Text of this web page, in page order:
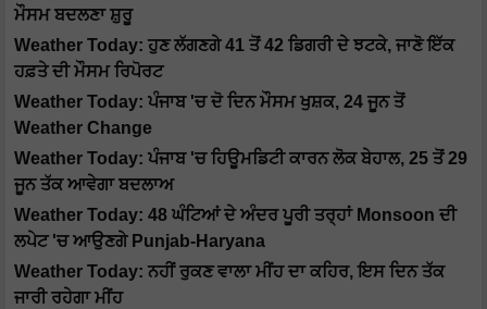
ਮੌਸਮ ਬਦਲਣਾ ਸ਼ੁਰੂ
Weather Today: ਹੁਣ ਲੱਗਣਗੇ 41 ਤੋਂ 42 ਡਿਗਰੀ ਦੇ ਝਟਕੇ, ਜਾਣੋ ਇੱਕ
ਹਫ਼ਤੇ ਦੀ ਮੌਸਮ ਰਿਪੋਰਟ
Weather Today: ਪੰਜਾਬ 'ਚ ਦੋ ਦਿਨ ਮੌਸਮ ਖੁਸ਼ਕ, 24 ਜੂਨ ਤੋਂ
Weather Change
Weather Today: ਪੰਜਾਬ 'ਚ ਹਿਊਮਡਿਟੀ ਕਾਰਨ ਲੋਕ ਬੇਹਾਲ, 25 ਤੋਂ 29
ਜੂਨ ਤੱਕ ਆਵੇਗਾ ਬਦਲਾਅ
Weather Today: 48 ਘੰਟਿਆਂ ਦੇ ਅੰਦਰ ਪੂਰੀ ਤਰ੍ਹਾਂ Monsoon ਦੀ
ਲਪੇਟ 'ਚ ਆਉਣਗੇ Punjab-Haryana
Weather Today: ਨਹੀਂ ਰੁਕਣ ਵਾਲਾ ਮੀਂਹ ਦਾ ਕਹਿਰ, ਇਸ ਦਿਨ ਤੱਕ
ਜਾਰੀ ਰਹੇਗਾ ਮੀਂਹ